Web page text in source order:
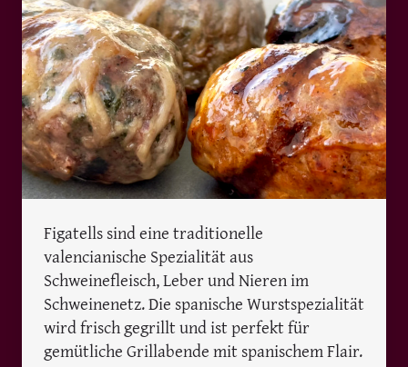
Figatells sind eine traditionelle
valencianische Spezialität aus
Schweinefleisch, Leber und Nieren im
Schweinenetz. Die spanische Wurstspezialität
wird frisch gegrillt und ist perfekt für
gemütliche Grillabende mit spanischem Flair.